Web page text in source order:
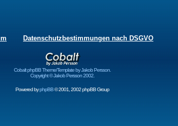
Datenschutzbestimmungen nach DSGVO
Cobalt phpBB Theme/Template by Jakob Persson.
Copyright © Jakob Persson 2002.
Powered byphpBB© 2001, 2002 phpBB Group